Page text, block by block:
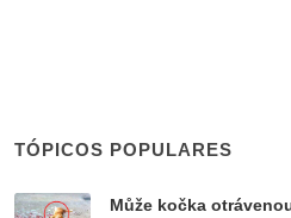
TÓPICOS POPULARES
Může kočka